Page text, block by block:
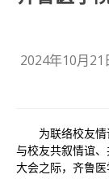
2024年10月21
为联络校友情
与校友共叙情谊
大会之际，齐鲁